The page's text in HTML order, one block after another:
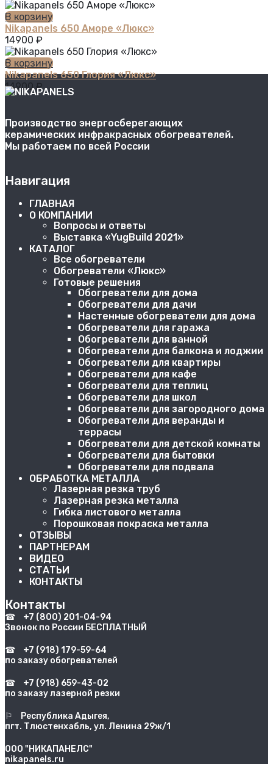
В корзину
Nikapanels 650 Аморе «Люкс»
14900 ₽
В корзину
Nikapanels 650 Глория «Люкс»
14900 ₽
Производство энергосберегающих
керамических инфракрасных обогревателей.
Мы работаем по всей России
Навигация
ГЛАВНАЯ
О КОМПАНИИ
Вопросы и ответы
Выставка «YugBuild 2021»
КАТАЛОГ
Все обогреватели
Обогреватели «Люкс»
Готовые решения
Обогреватели для дома
Обогреватели для дачи
Настенные обогреватели для дома
Обогреватели для гаража
Обогреватели для ванной
Обогреватели для балкона и лоджии
Обогреватели для квартиры
Обогреватели для кафе
Обогреватели для теплиц
Обогреватели для школ
Обогреватели для загородного дома
Обогреватели для веранды и
террасы
Обогреватели для детской комнаты
Обогреватели для бытовки
Обогреватели для подвала
ОБРАБОТКА МЕТАЛЛА
Лазерная резка труб
Лазерная резка металла
Гибка листового металла
Порошковая покраска металла
ОТЗЫВЫ
ПАРТНЕРАМ
ВИДЕО
СТАТЬИ
КОНТАКТЫ
Контакты
☎
+7 (800) 201-04-94
Звонок по России БЕСПЛАТНЫЙ
☎
+7 (918) 179-59-64
по заказу обогревателей
☎
+7 (918) 659-43-02
по заказу лазерной резки
⚐
Республика Адыгея,
пгт. Тлюстенхабль, ул. Ленина 29ж/1
ООО "НИКАПАНЕЛС"
nikapanels.ru